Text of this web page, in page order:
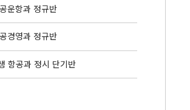
운항과 정규반
경영과 정규반
항공과 정시 단기반